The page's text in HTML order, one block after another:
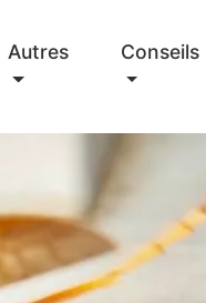
Autres Conseils